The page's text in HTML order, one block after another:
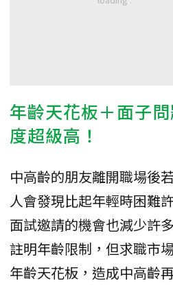
年齡天花板＋面子
度超級高！
中高齡的朋友離開職場後
人會發現比起年輕時困難
面試邀請的機會也減少許
註明年齡限制，但求職市
年齡天花板，造成中高齡